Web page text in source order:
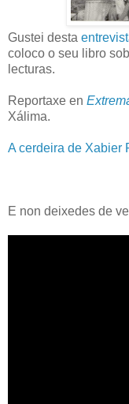
Gustei desta
coloco o seu libro
lecturas.
Reportaxe en
Xálima.
A cerdeira de Xabier
E non deixedes de